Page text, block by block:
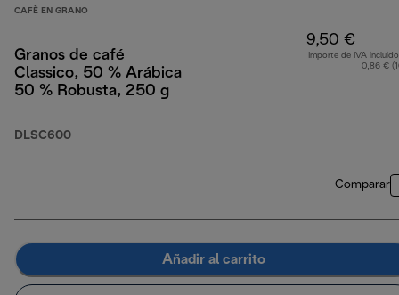
CAFÈ EN GRANO
Granos de café
Classico, 50 % Arábica
50 % Robusta, 250 g
DLSC600
9,50 €
Importe de IVA
0,86 €
Comparar
Añadir al carrito